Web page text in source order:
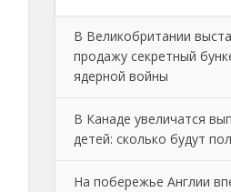
В Великобритании
продажу секретный
ядерной войны
В Канаде увеличатся
детей: сколько будут
На побережье Англии